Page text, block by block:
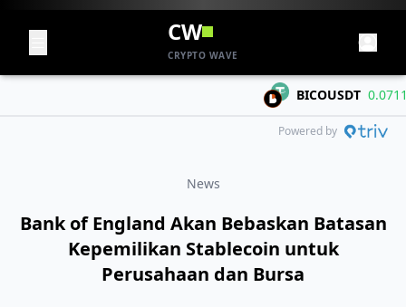
CW
CRYPTO WAVE
BICOUSDT 0.07116
Powered by
News
Bank of England Akan Bebaskan Batasan
Kepemilikan Stablecoin untuk
Perusahaan dan Bursa